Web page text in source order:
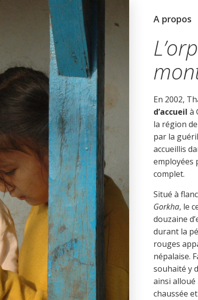
A propos
En 2002,
d’accueil à
la région
par la
accueillis
employées
complet.
Situé à
Gorkha, le
douzaine
durant la
rouges
népalaise.
souhaité y
ainsi alloué
chaussée